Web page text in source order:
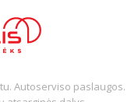
Autoserviso paslaugos.